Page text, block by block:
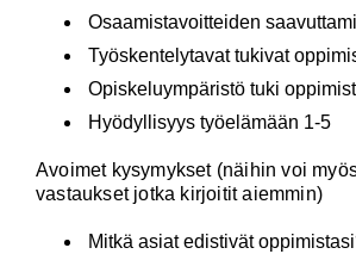
Osaamistavoitteiden
Työskentelytavat tukivat
Opiskeluympäristö tuki
Hyödyllisyys työelämään 1-5
Avoimet kysymykset (näihin voi
vastaukset jotka kirjoitit aiemmin)
Mitkä asiat edistivät